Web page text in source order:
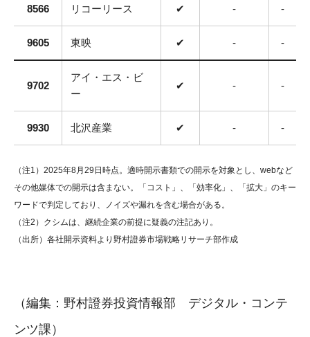
8566 リコーリース ✔ - -
9605 東映 ✔ - -
9702
アイ・エス・ビ
ー
✔ - -
9930 北沢産業 ✔ - -
（注1）2025年8月29日時点。適時開示書類での開示を対象とし、webなど
その他媒体での開示は含まない。「コスト」、「効率化」、「拡大」のキー
ワードで判定しており、ノイズや漏れを含む場合がある。
（注2）クシムは、継続企業の前提に疑義の注記あり。
（出所）各社開示資料より野村證券市場戦略リサーチ部作成
（編集：野村證券投資情報部 デジタル・コンテ
ンツ課）